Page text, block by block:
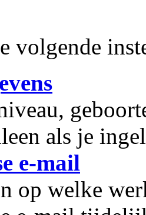
volgende
als je
e-mail
op welke